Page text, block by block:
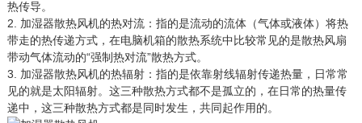
热传导。
2. 加湿器散热风机的热对流：指的是流动的流体（气体或液体）将热
带走的热传递方式，在电脑机箱的散热系统中比较常见的是散热风扇
带动气体流动的“强制热对流”散热方式。
3. 加湿器散热风机的热辐射：指的是依靠射线辐射传递热量，日常常
见的就是太阳辐射。这三种散热方式都不是孤立的，在日常的热量传
递中，这三种散热方式都是同时发生，共同起作用的。